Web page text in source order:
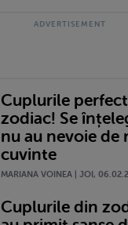
Cuplurile
zodiac! Se
nu au nevoie de
cuvinte
MARIANA VOINEA | JOI,
Cuplurile din